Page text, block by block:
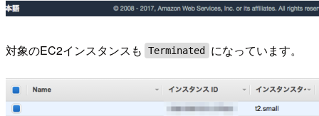
対象のEC2インスタンスも Terminated になっています。